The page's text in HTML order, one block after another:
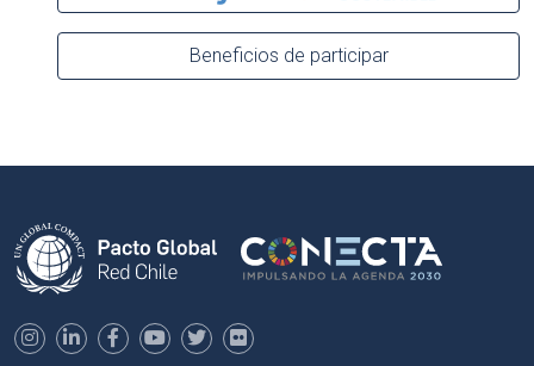
Beneficios de participar